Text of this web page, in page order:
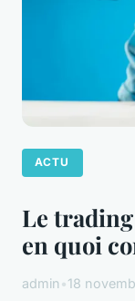
ACTU
Le
en quoi
admin •18